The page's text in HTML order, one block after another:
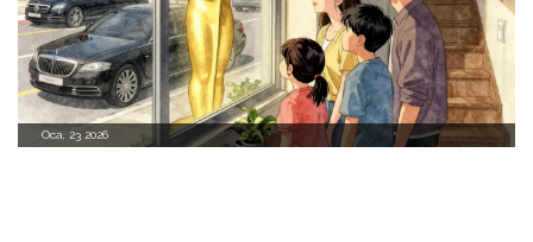
Oca, 23 2026